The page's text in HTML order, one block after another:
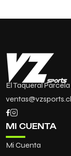
El Taqueral
ventas@vzsports.cl
MI CUENTA
Mi Cuenta